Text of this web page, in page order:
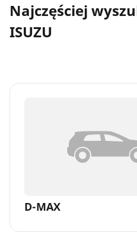
Najczęściej
ISUZU
D-MAX